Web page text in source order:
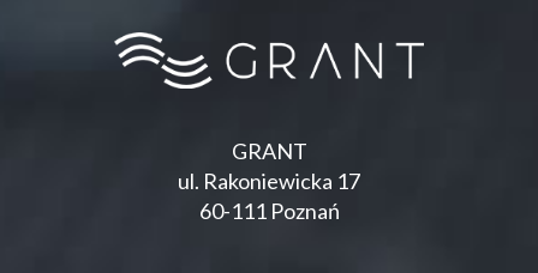
GRANT
ul. Rakoniewicka 17
60-111 Poznań